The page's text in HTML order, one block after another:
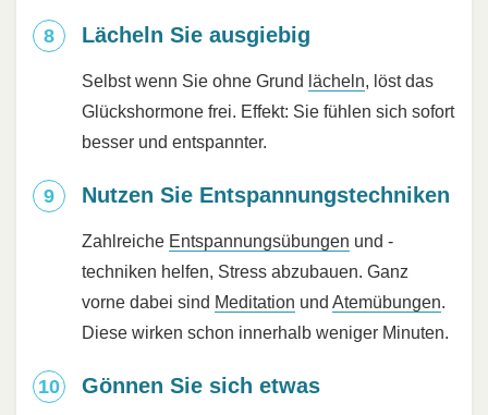
Lächeln Sie ausgiebig
Selbst wenn Sie ohne Grund lächeln, löst das
Glückshormone frei. Effekt: Sie fühlen sich sofort
besser und entspannter.
Nutzen Sie Entspannungstechniken
Zahlreiche Entspannungsübungen und -
techniken helfen, Stress abzubauen. Ganz
vorne dabei sind Meditation und Atemübungen.
Diese wirken schon innerhalb weniger Minuten.
Gönnen Sie sich etwas